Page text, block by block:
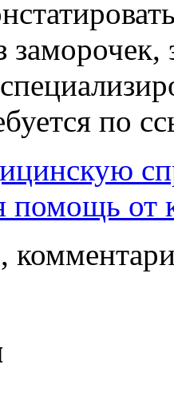
заморочек,
по
помощь от